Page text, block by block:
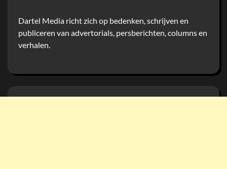
Dartel Media richt zich op bedenken, schrijven en
publiceren van advertorials, persberichten, columns en
verhalen.